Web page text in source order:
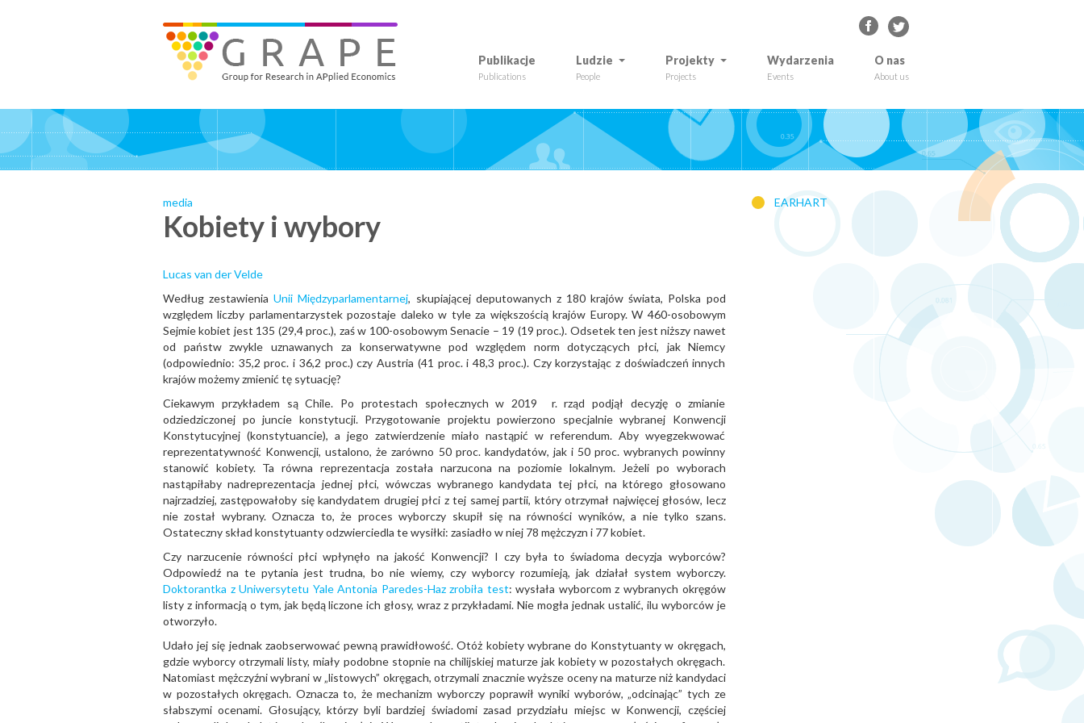
GRAPE - Group for Research in APplied Economics
Publikacje
Publications
Ludzie
People
Projekty
Projects
Wydarzenia
Events
O nas
About us
media
Kobiety i wybory
Lucas van der Velde
Według zestawieniaUnii Międzyparlamentarnej, skupiającej deputowanych z 180 krajów świata, Polska pod
względem liczby parlamentarzystek pozostaje daleko w tyle za większością krajów Europy. W 460-osobowym
Sejmie kobiet jest 135 (29,4 proc.), zaś w 100-osobowym Senacie – 19 (19 proc.). Odsetek ten jest niższy nawet
od państw zwykle uznawanych za konserwatywne pod względem norm dotyczących płci, jak Niemcy
(odpowiednio: 35,2 proc. i 36,2 proc.) czy Austria (41 proc. i 48,3 proc.). Czy korzystając z doświadczeń innych
krajów możemy zmienić tę sytuację?
Ciekawym przykładem są Chile. Po protestach społecznych w 2019 r. rząd podjął decyzję o zmianie
odziedziczonej po juncie konstytucji. Przygotowanie projektu powierzono specjalnie wybranej Konwencji
Konstytucyjnej (konstytuancie), a jego zatwierdzenie miało nastąpić w referendum. Aby wyegzekwować
reprezentatywność Konwencji, ustalono, że zarówno 50 proc. kandydatów, jak i 50 proc. wybranych powinny
stanowić kobiety. Ta równa reprezentacja została narzucona na poziomie lokalnym. Jeżeli po wyborach
nastąpiłaby nadreprezentacja jednej płci, wówczas wybranego kandydata tej płci, na którego głosowano
najrzadziej, zastępowałoby się kandydatem drugiej płci z tej samej partii, który otrzymał najwięcej głosów, lecz
nie został wybrany. Oznacza to, że proces wyborczy skupił się na równości wyników, a nie tylko szans.
Ostateczny skład konstytuanty odzwierciedla te wysiłki: zasiadło w niej 78 mężczyzn i 77 kobiet.
Czy narzucenie równości płci wpłynęło na jakość Konwencji? I czy była to świadoma decyzja wyborców?
Odpowiedź na te pytania jest trudna, bo nie wiemy, czy wyborcy rozumieją, jak działał system wyborczy.
Doktorantka z Uniwersytetu Yale Antonia Paredes-Haz zrobiła test: wysłała wyborcom z wybranych okręgów
listy z informacją o tym, jak będą liczone ich głosy, wraz z przykładami. Nie mogła jednak ustalić, ilu wyborców je
otworzyło.
Udało jej się jednak zaobserwować pewną prawidłowość. Otóż kobiety wybrane do Konstytuanty w okręgach,
gdzie wyborcy otrzymali listy, miały podobne stopnie na chilijskiej maturze jak kobiety w pozostałych okręgach.
Natomiast mężczyźni wybrani w „listowych” okręgach, otrzymali znacznie wyższe oceny na maturze niż kandydaci
w pozostałych okręgach. Oznacza to, że mechanizm wyborczy poprawił wyniki wyborów, „odcinając” tych ze
słabszymi ocenami. Głosujący, którzy byli bardziej świadomi zasad przydziału miejsc w Konwencji, częściej
EARHART